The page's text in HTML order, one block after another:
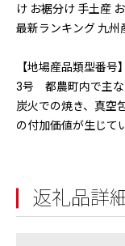
け お裾分け 手土産
最新ランキング 九州
【地場産品類型番号】
3号 都農町内で主な
炭火での焼き、真空
の付加価値が生じて
返礼品詳